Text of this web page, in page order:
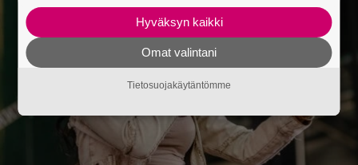
Hyväksyn kaikki
Omat valintani
Tietosuojakäytäntömme